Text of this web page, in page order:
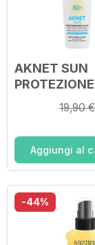
AKNET SUN
PROTEZIONE
MOLTO ALTA
SPF50+ 50
19,90 €
Aggiungi al
-44%